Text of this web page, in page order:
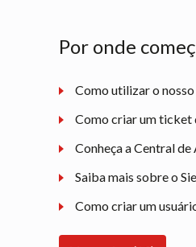
Por onde
Como utilizar o
Como criar um ticket
Conheça a Central de
Saiba mais sobre o
Como criar um